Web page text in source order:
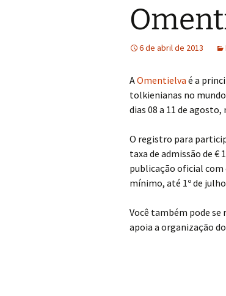
6 de abril de 2013
AOmentielva é a
tolkienianas no
dias 08 a 11 de agosto,
O registro para
taxa de admissão de €
publicação oficial
mínimo, até 1º de
Você também pode
apoia a organização